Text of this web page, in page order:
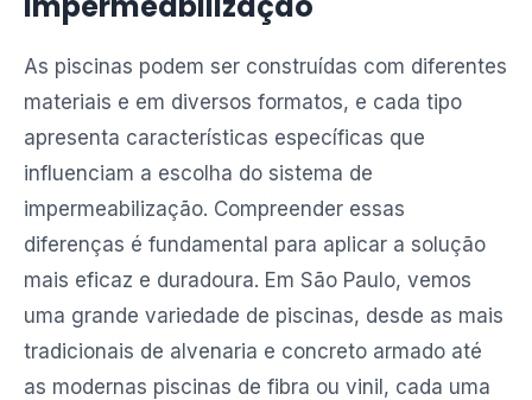
As piscinas podem ser construídas com diferentes
materiais e em diversos formatos, e cada tipo
apresenta características específicas que
influenciam a escolha do sistema de
impermeabilização. Compreender essas
diferenças é fundamental para aplicar a solução
mais eficaz e duradoura. Em São Paulo, vemos
uma grande variedade de piscinas, desde as mais
tradicionais de alvenaria e concreto armado até
as modernas piscinas de fibra ou vinil, cada uma